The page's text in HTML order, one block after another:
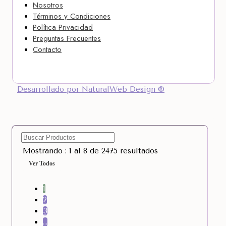
Nosotros
Términos y Condiciones
Política Privacidad
Preguntas Frecuentes
Contacto
Desarrollado por NaturalWeb Design ®
Mostrando : 1 al 8 de 2475 resultados
Ver Todos
1
2
3
…